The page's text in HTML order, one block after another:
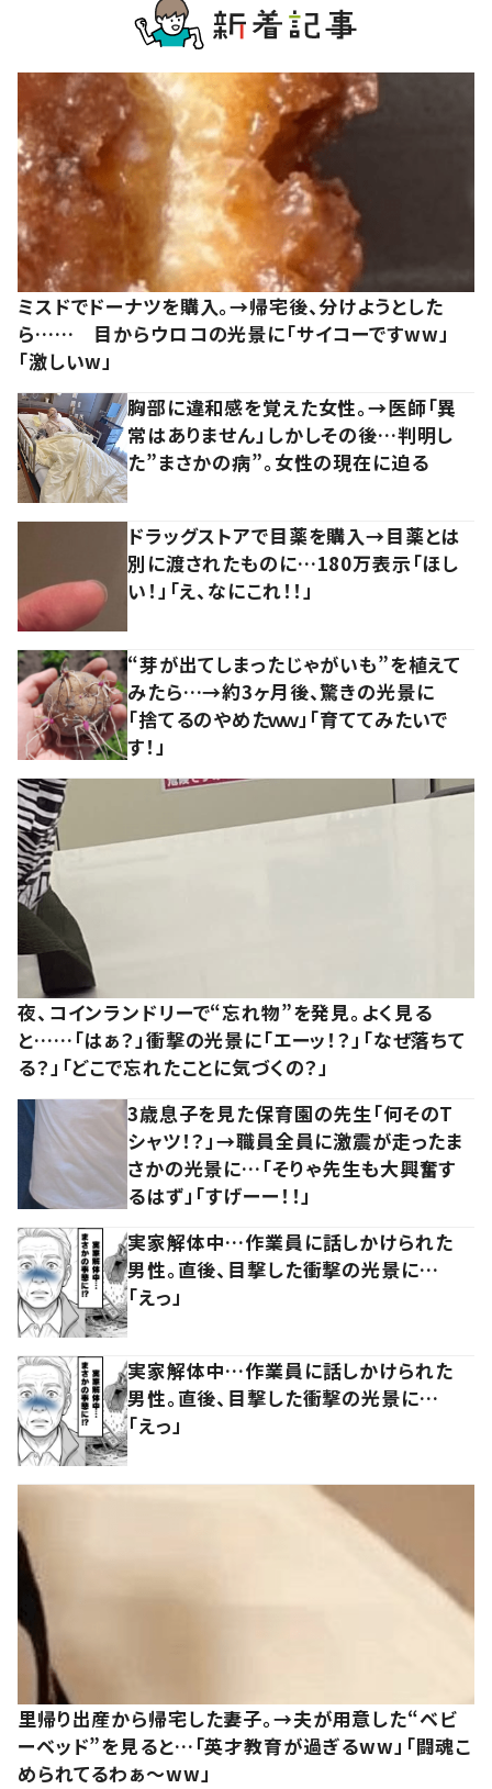
ミスドでドーナツを購入。→帰宅後、分けようとした
ら…… 目からウロコの光景に「サイコーですww」
「激しいw」
胸部に違和感を覚えた女性。→医師「異
常はありません」しかしその後…判明し
た”まさかの病”。女性の現在に迫る
ドラッグストアで目薬を購入→目薬とは
別に渡されたものに…180万表示「ほし
い！」「え、なにこれ！！」
“芽が出てしまったじゃがいも”を植えて
みたら…→約3ヶ月後、驚きの光景に
「捨てるのやめたｗｗ」「育ててみたいで
す！」
夜、コインランドリーで“忘れ物”を発見。よく見る
と……「はぁ？」衝撃の光景に「エーッ！？」「なぜ落ちて
る？」「どこで忘れたことに気づくの？」
3歳息子を見た保育園の先生「何そのT
シャツ！？」→職員全員に激震が走ったま
さかの光景に…「そりゃ先生も大興奮す
るはず」「すげーー！！」
実家解体中…作業員に話しかけられた
男性。直後、目撃した衝撃の光景に…
「えっ」
実家解体中…作業員に話しかけられた
男性。直後、目撃した衝撃の光景に…
「えっ」
里帰り出産から帰宅した妻子。→夫が用意した“ベビ
ーベッド”を見ると…「英才教育が過ぎるww」「闘魂こ
められてるわぁ～ww」